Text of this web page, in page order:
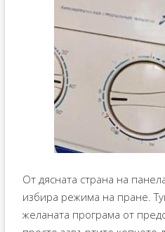
От дясната страна на
избира режима на пране.
желаната програма от